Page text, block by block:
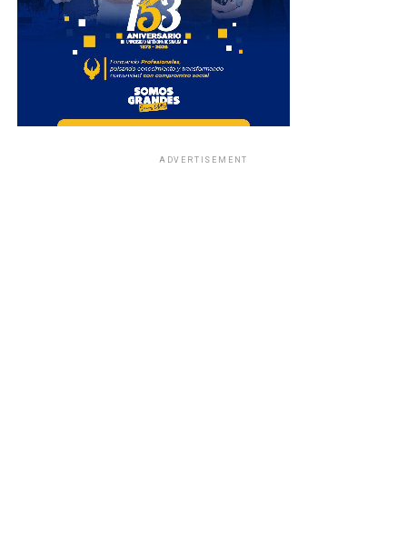
ADVERTISEMENT